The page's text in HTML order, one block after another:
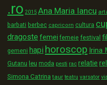
.ro 2015 Ana Maria Iancu
barbati berbec capricorn cultura
dragoste femei femeie festival
gemeni hapi horoscop Irina
Gutanu leu moda pesti rac relatie
Simona Catrina taur teatru varsator